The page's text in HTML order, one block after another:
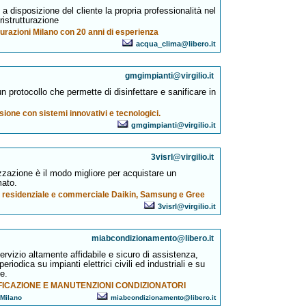
disposizione del cliente la propria professionalità nel
Milano con 20 anni di esperienza
acqua_clima@libero.it
gmgimpianti@virgilio.it
protocollo che permette di disinfettare e sanificare in
con sistemi innovativi e tecnologici.
gmgimpianti@virgilio.it
3visrl@virgilio.it
è il modo migliore per acquistare un
e commerciale Daikin, Samsung e Gree
3visrl@virgilio.it
miabcondizionamento@libero.it
altamente affidabile e sicuro di assistenza,
su impianti elettrici civili ed industriali e su
E MANUTENZIONI CONDIZIONATORI
miabcondizionamento@libero.it